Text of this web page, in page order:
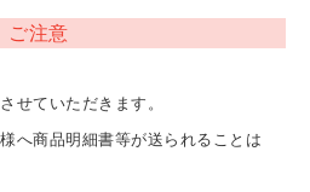
ご注意
せていただきます。
へ商品明細書等が送られることは